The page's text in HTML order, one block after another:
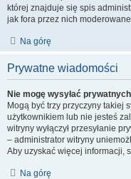
której znajduje się spis
jak fora przez nich
Na górę
Prywatne wiadomości
Nie mogę wysyłać
Mogą być trzy przyczyny takiej
użytkownikiem lub nie jesteś
witryny wyłączył przesyłanie
– administrator witryny
Aby uzyskać więcej informacji,
Na górę